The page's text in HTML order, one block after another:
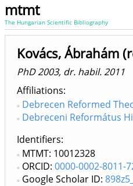
mtmt
The Hungarian Scientific Bibliography
Kovács, Ábrahám
PhD 2003, dr. habil. 2011
Affiliations
Debrecen Reformed
Debreceni Református
Identifiers
MTMT: 10012328
ORCID: 0000-0002-8011-
Google Scholar ID: